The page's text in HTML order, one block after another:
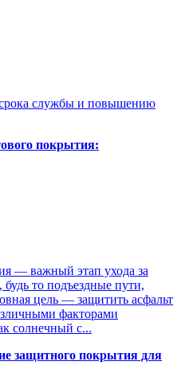
службы и повышению
покрытия:
— важный этап ухода за
то подъездные пути,
цель — защитить асфальт
факторами
солнечный с...
защитного покрытия для